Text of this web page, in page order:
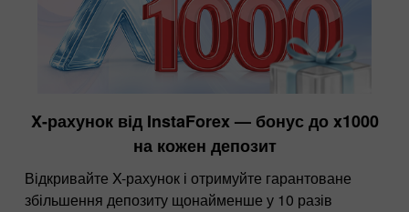
X-рахунок від InstaForex — бонус до x1000
на кожен депозит
Відкривайте X-рахунок і отримуйте гарантоване
збільшення депозиту щонайменше у 10 разів